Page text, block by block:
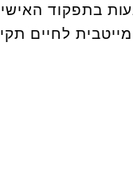
בתפקוד
לחיים